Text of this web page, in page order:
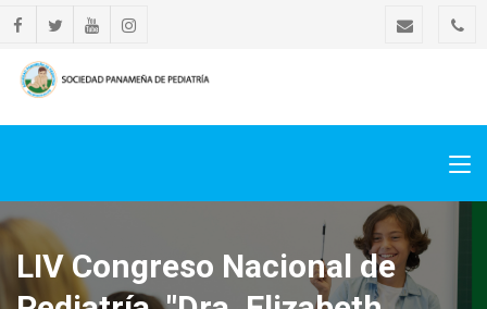
LIV Congreso Nacional de